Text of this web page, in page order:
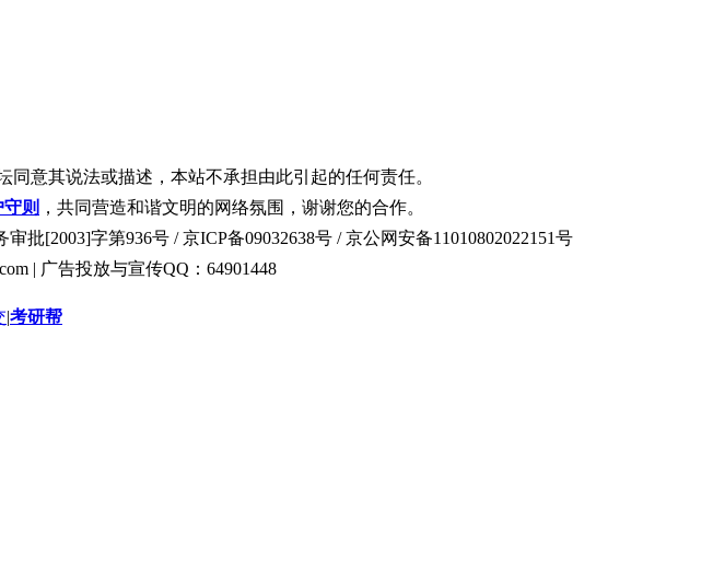
意其说法或描述，本站不承担由此引起的任何责任。
则 ，共同营造和谐文明的网络氛围，谢谢您的合作。
审批[2003]字第936号 / 京ICP备09032638号 / 京公网安备11010802022151号
| 广告投放与宣传QQ：64901448
|考研帮